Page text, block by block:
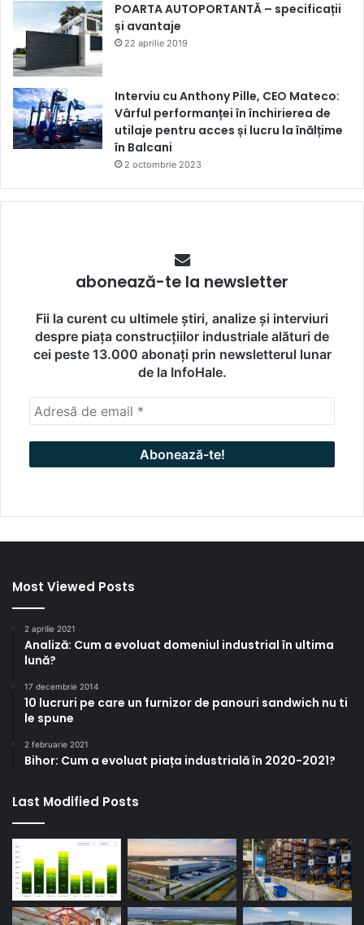
POARTA AUTOPORTANTĂ – specificații
și avantaje
22 aprilie 2019
Interviu cu Anthony Pille, CEO Mateco:
Vârful performanței în închirierea de
utilaje pentru acces și lucru la înălțime
în Balcani
2 octombrie 2023
abonează-te la newsletter
Fii la curent cu ultimele știri, analize și interviuri
despre piața construcțiilor industriale alături de
cei peste 13.000 abonați prin newsletterul lunar
de la InfoHale.
Most Viewed Posts
2 aprilie 2021
Analiză: Cum a evoluat domeniul industrial în ultima
lună?
17 decembrie 2014
10 lucruri pe care un furnizor de panouri sandwich nu ti
le spune
2 februarie 2021
Bihor: Cum a evoluat piața industrială în 2020-2021?
Last Modified Posts